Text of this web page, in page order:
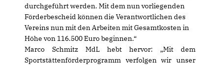
durchgeführt werden. Mit dem nun vorliegenden
Förderbescheid können die Verantwortlichen des
Vereins nun mit den Arbeiten mit Gesamtkosten in
Höhe von 116.500 Euro beginnen.“
Marco Schmitz MdL hebt hervor: „Mit dem
Sportstättenförderprogramm verfolgen wir unser